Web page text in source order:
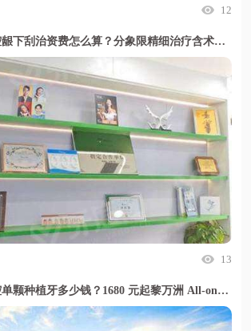
12
江苏盐城中喜口腔龈下刮治资费怎么算？分象限精细治疗含术后管理且贴面总价透明
13
南京江北固德口腔单颗种植牙多少钱？1680 元起黎万洲 All-on-4 技术半口种植靠谱